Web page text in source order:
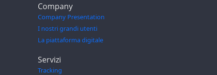
Company
Company Presentation
I nostri grandi utenti
La piattaforma digitale
Servizi
Tracking